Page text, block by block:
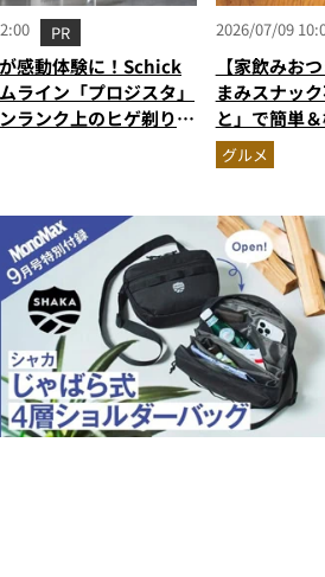
PR
感動体験に！Schick
ライン「プロジスタ」
ランク上のヒゲ剃り習
2026/07/09
【家飲みお
まみスナッ
と」で簡単
グルメ